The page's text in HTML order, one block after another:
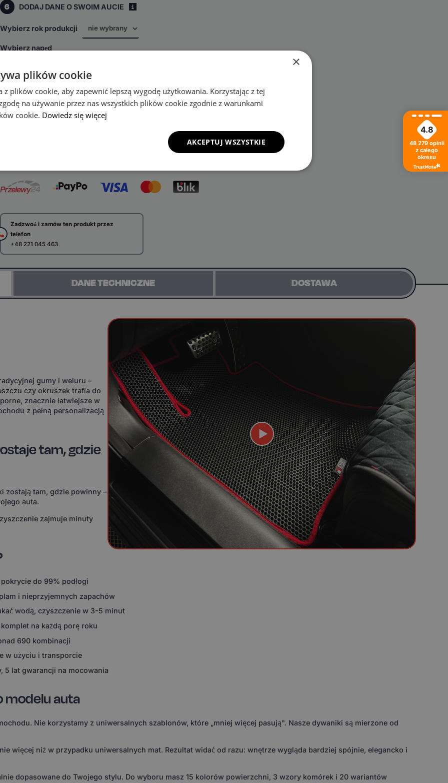
6 DODAJ DANE O SWOIM AUCIE
Wybierz rok produkcji
Wybierz napęd
Wybierz skrzynię biegów
Automatyczna
Wybierz typ silnika
Zadzwoń i zamów ten produkt przez
telefon
+48 221 045 463
DANE TECHNICZNE DOSTAWA
gumy i weluru –
czy okruszek trafia do
znacznie łatwiejsze w
z pełną personalizacją
tam, gdzie
zostają tam, gdzie powinny –
auta.
zajmuje minuty
do 99% podłogi
i nieprzyjemnych zapachów
wodą, czyszczenie w 3-5 minut
na każdą porę roku
690 kombinacji
w użyciu i transporcie
5 lat gwarancji na mocowania
modelu auta
Nie korzystamy z uniwersalnych szablonów, które „mniej więcej pasują". Nasze dywaniki są mierzone od
więcej niż w przypadku uniwersalnych mat. Rezultat widać od razu: wnętrze wygląda bardziej spójnie, elegancko i
dopasowane do Twojego stylu. Do wyboru masz 15 kolorów powierzchni, 3 wzory komórek i 20 wariantów
4.8
48 279 opinii
z całego
okresu
×
plików cookie
z plików cookie, aby zapewnić lepszą wygodę użytkowania. Korzystając z tej
na używanie przez nas wszystkich plików cookie zgodnie z warunkami
cookie. Dowiedz się więcej
AKCEPTUJ WSZYSTKIE